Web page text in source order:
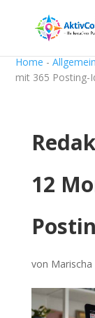
Home -Allgemein
mit 365 Posting-
12
von Marischa